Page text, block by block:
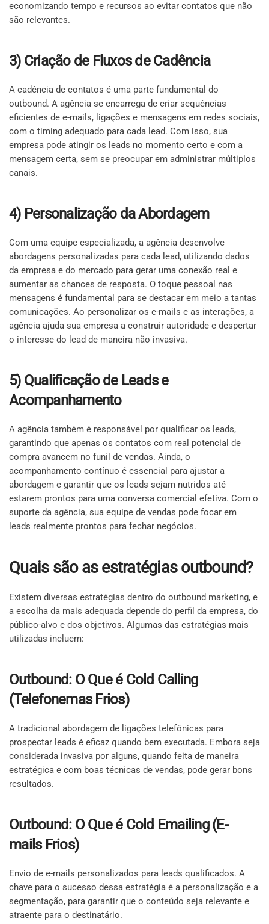
economizando tempo e recursos ao evitar contatos que não
são relevantes.
3) Criação de Fluxos de Cadência
A cadência de contatos é uma parte fundamental do
outbound. A agência se encarrega de criar sequências
eficientes de e-mails, ligações e mensagens em redes sociais,
com o timing adequado para cada lead. Com isso, sua
empresa pode atingir os leads no momento certo e com a
mensagem certa, sem se preocupar em administrar múltiplos
canais.
4) Personalização da Abordagem
Com uma equipe especializada, a agência desenvolve
abordagens personalizadas para cada lead, utilizando dados
da empresa e do mercado para gerar uma conexão real e
aumentar as chances de resposta. O toque pessoal nas
mensagens é fundamental para se destacar em meio a tantas
comunicações. Ao personalizar os e-mails e as interações, a
agência ajuda sua empresa a construir autoridade e despertar
o interesse do lead de maneira não invasiva.
5) Qualificação de Leads e
Acompanhamento
A agência também é responsável por qualificar os leads,
garantindo que apenas os contatos com real potencial de
compra avancem no funil de vendas. Ainda, o
acompanhamento contínuo é essencial para ajustar a
abordagem e garantir que os leads sejam nutridos até
estarem prontos para uma conversa comercial efetiva. Com o
suporte da agência, sua equipe de vendas pode focar em
leads realmente prontos para fechar negócios.
Quais são as estratégias outbound?
Existem diversas estratégias dentro do outbound marketing, e
a escolha da mais adequada depende do perfil da empresa, do
público-alvo e dos objetivos. Algumas das estratégias mais
utilizadas incluem:
Outbound: O Que é Cold Calling
(Telefonemas Frios)
A tradicional abordagem de ligações telefônicas para
prospectar leads é eficaz quando bem executada. Embora seja
considerada invasiva por alguns, quando feita de maneira
estratégica e com boas técnicas de vendas, pode gerar bons
resultados.
Outbound: O Que é Cold Emailing (E-
mails Frios)
Envio de e-mails personalizados para leads qualificados. A
chave para o sucesso dessa estratégia é a personalização e a
segmentação, para garantir que o conteúdo seja relevante e
atraente para o destinatário.